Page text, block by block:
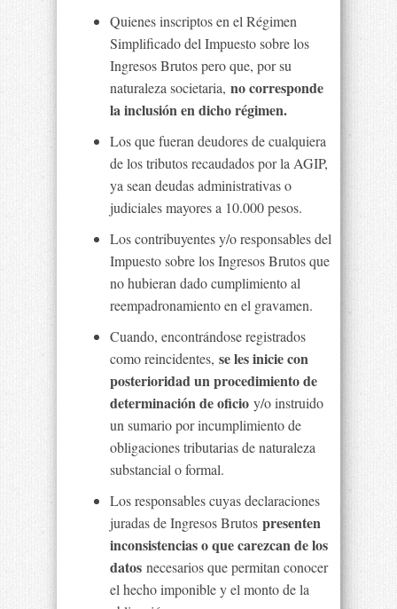
Quienes inscriptos en el Régimen
Simplificado del Impuesto sobre los
Ingresos Brutos pero que, por su
naturaleza societaria, no corresponde
la inclusión en dicho régimen.
Los que fueran deudores de cualquiera
de los tributos recaudados por la AGIP,
ya sean deudas administrativas o
judiciales mayores a 10.000 pesos.
Los contribuyentes y/o responsables del
Impuesto sobre los Ingresos Brutos que
no hubieran dado cumplimiento al
reempadronamiento en el gravamen.
Cuando, encontrándose registrados
como reincidentes, se les inicie con
posterioridad un procedimiento de
determinación de oficio y/o instruido
un sumario por incumplimiento de
obligaciones tributarias de naturaleza
substancial o formal.
Los responsables cuyas declaraciones
juradas de Ingresos Brutos presenten
inconsistencias o que carezcan de los
datos necesarios que permitan conocer
el hecho imponible y el monto de la